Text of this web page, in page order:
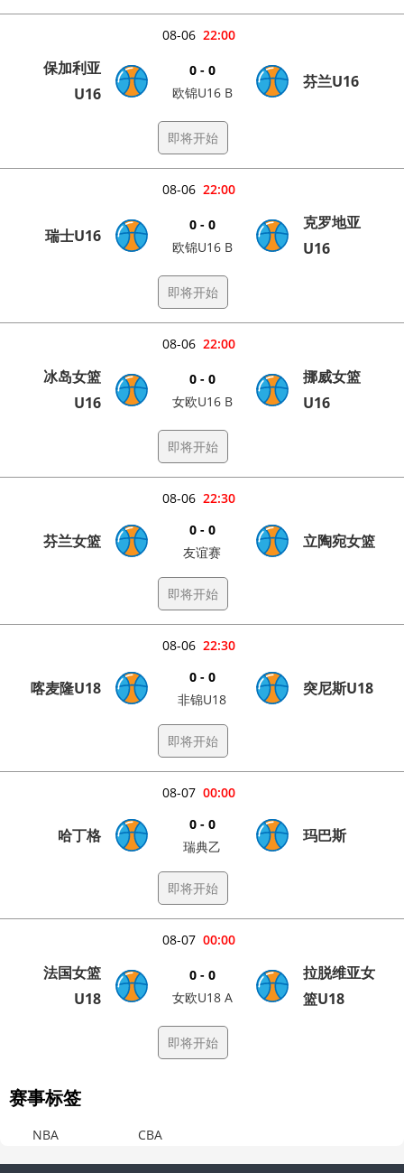
22:00
08-06
保加利亚
U16
0 - 0
欧锦U16 B
芬兰U16
即将开始
22:00
08-06
瑞士U16
0 - 0
欧锦U16 B
克罗地亚
U16
即将开始
22:00
08-06
冰岛女篮
U16
0 - 0
女欧U16 B
挪威女篮
U16
即将开始
22:30
08-06
芬兰女篮
0 - 0
友谊赛
立陶宛女篮
即将开始
22:30
08-06
喀麦隆U18
0 - 0
非锦U18
突尼斯U18
即将开始
00:00
08-07
哈丁格
0 - 0
瑞典乙
玛巴斯
即将开始
00:00
08-07
法国女篮
U18
0 - 0
女欧U18 A
拉脱维亚女
篮U18
即将开始
赛事标签
NBA CBA